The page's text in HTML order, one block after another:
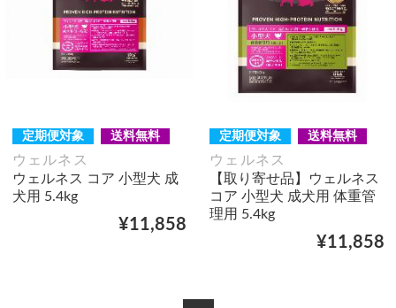
定期便対象 送料無料
ウェルネス
ウェルネス コア 小型犬 成
犬用 5.4kg
¥11,858
定期便対象 送料無料
ウェルネス
【取り寄せ品】ウェルネス
コア 小型犬 成犬用 体重管
理用 5.4kg
¥11,858